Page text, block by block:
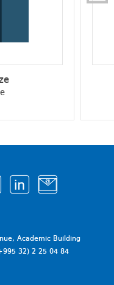
Academic Building
32) 2 25 04 84